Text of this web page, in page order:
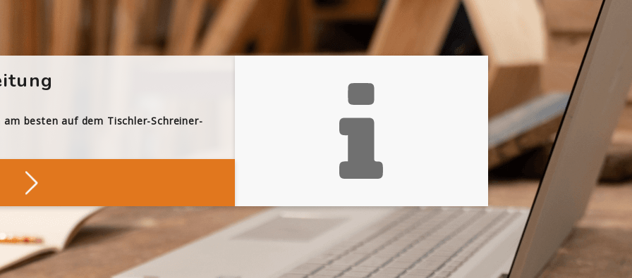
besten auf dem Tischler-Schreiner-